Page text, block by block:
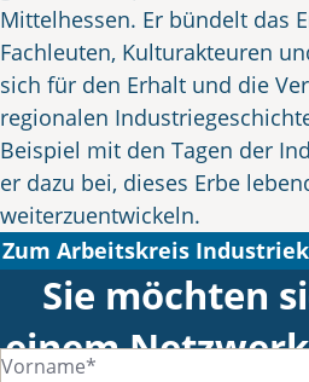
Mittelhessen. Er bündelt das
Fachleuten, Kulturakteuren
sich für den Erhalt und die
regionalen
Beispiel mit den Tagen der
er dazu bei, dieses Erbe
weiterzuentwickeln.
Zum Arbeitskreis
Sie möchten
einem
Vorname*